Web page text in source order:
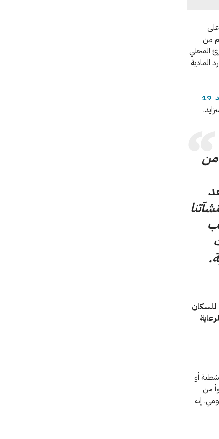
أجبر القتال إلى جنوب أبو سليم أكثر من نصف المراكز الصحية في البلدية البالغ عددها 15 على
من
المحلي
المادية
من
للسكان
شظية أو
من
إنه